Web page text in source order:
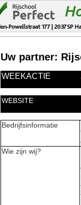
Uw partner:
WEEKACTIE
WEBSITE
Bedrijfsinformatie
Wie zijn wij?